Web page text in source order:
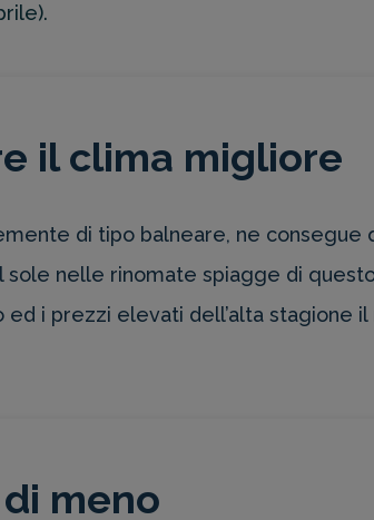
il clima migliore
di tipo balneare, ne consegue
nelle rinomate spiagge di
i prezzi elevati dell’alta stagione
meno